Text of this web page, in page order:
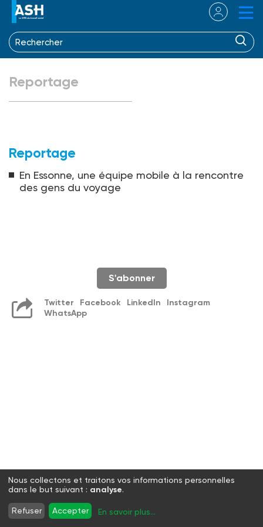
Reportage
Reportage
En Essonne, une équipe mobile à la rencontre
des gens du voyage
S'abonner
Twitter Facebook LinkedIn
Instagram
WhatsApp
Nous collectons et traitons vos informations personnelles
dans le but suivant : analyse.
Refuser Accepter En savoir plus...